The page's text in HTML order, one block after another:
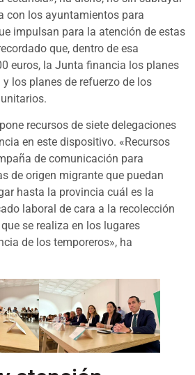
con los ayuntamientos para
impulsan para la atención de estas
que, dentro de esa
euros, la Junta financia los planes
los planes de refuerzo de los
recursos de siete delegaciones
en este dispositivo. «Recursos
de comunicación para
de origen migrante que puedan
hasta la provincia cuál es la
laboral de cara a la recolección
se realiza en los lugares
de los temporeros», ha